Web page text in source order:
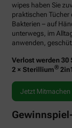
wipes haben Sie
praktischen Tücher
Bakterien – auf
unterwegs, im
anwenden,
Verlost werden
2 × Sterillium®
Jetzt Mitmachen